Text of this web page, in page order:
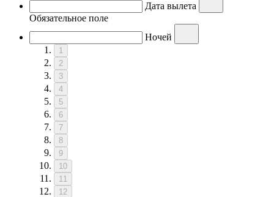
Дата вылета
Обязательное поле
Ночей
1
2
3
4
5
6
7
8
9
10
11
12